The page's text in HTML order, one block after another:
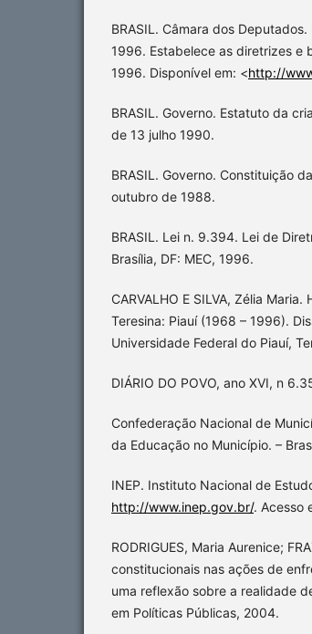
BRASIL. Câmara dos
1996. Estabelece as diretrizes e
1996. Disponível em: <http://
BRASIL. Governo. Estatuto da
de 13 julho 1990.
BRASIL. Governo. Constituição
outubro de 1988.
BRASIL. Lei n. 9.394. Lei de
Brasília, DF: MEC, 1996.
CARVALHO E SILVA, Zélia
Teresina: Piauí (1968 – 1996).
Universidade Federal do Piauí,
DIÁRIO DO POVO, ano XVI, n
Confederação Nacional de
da Educação no Município. –
INEP. Instituto Nacional de
http://www.inep.gov.br/. Acesso
RODRIGUES, Maria Aurenice;
constitucionais nas ações de
uma reflexão sobre a realidade
em Políticas Públicas, 2004.